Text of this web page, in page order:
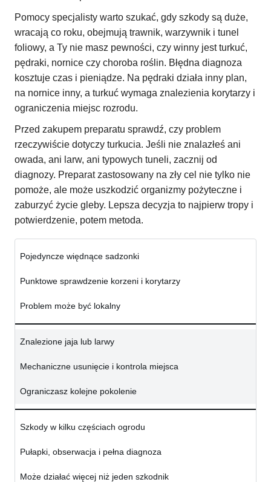
Pomocy specjalisty warto szukać, gdy szkody są duże,
wracają co roku, obejmują trawnik, warzywnik i tunel
foliowy, a Ty nie masz pewności, czy winny jest turkuć,
pędraki, nornice czy choroba roślin. Błędna diagnoza
kosztuje czas i pieniądze. Na pędraki działa inny plan,
na nornice inny, a turkuć wymaga znalezienia korytarzy i
ograniczenia miejsc rozrodu.
Przed zakupem preparatu sprawdź, czy problem
rzeczywiście dotyczy turkucia. Jeśli nie znalazłeś ani
owada, ani larw, ani typowych tuneli, zacznij od
diagnozy. Preparat zastosowany na zły cel nie tylko nie
pomoże, ale może uszkodzić organizmy pożyteczne i
zaburzyć życie gleby. Lepsza decyzja to najpierw tropy i
potwierdzenie, potem metoda.
Pojedyncze więdnące sadzonki
Punktowe sprawdzenie korzeni i korytarzy
Problem może być lokalny
Znalezione jaja lub larwy
Mechaniczne usunięcie i kontrola miejsca
Ograniczasz kolejne pokolenie
Szkody w kilku częściach ogrodu
Pułapki, obserwacja i pełna diagnoza
Może działać więcej niż jeden szkodnik